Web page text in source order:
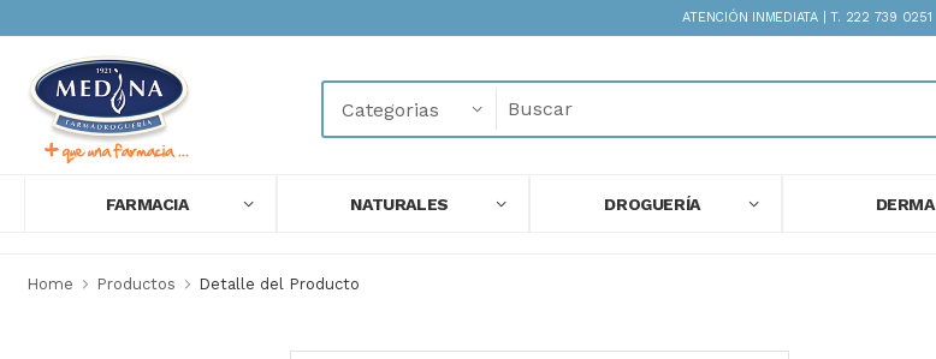
ATENCIÓN INMEDIATA | T. 222 739 0251
FARMACIA NATURALES DROGUERÍA DERMA
Home Productos Detalle del Producto